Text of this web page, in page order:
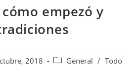
empezó y
2018 General / Todo